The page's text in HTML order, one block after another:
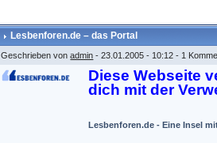
Lesbenforen.de – das Portal
Geschrieben vonadmin - 23.01.2005 - 10:12 - 1
Diese Webseite
dich mit der
Lesbenforen.de - Eine Insel